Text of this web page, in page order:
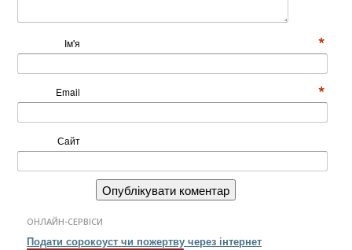
Ім'я *
Email *
Сайт
ОНЛАЙН-СЕРВІСИ
Подати сорокоуст чи пожертву через інтернет